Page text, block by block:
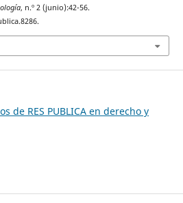
, n.º 2 (junio):42-56.
de RES PUBLICA en derecho y